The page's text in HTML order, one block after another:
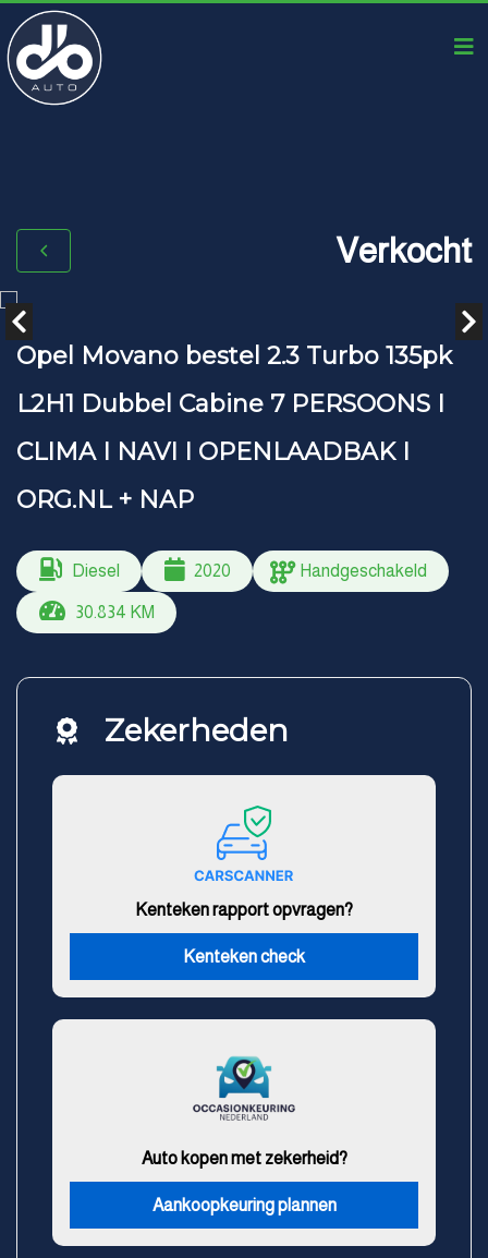
Verkocht
Opel Movano bestel 2.3 Turbo 135pk
L2H1 Dubbel Cabine 7 PERSOONS I
CLIMA I NAVI I OPENLAADBAK I
ORG.NL + NAP
Diesel 2020 Handgeschakeld
30.834 KM
Zekerheden
Kenteken rapport opvragen?
Kenteken check
Auto kopen met zekerheid?
Aankoopkeuring plannen